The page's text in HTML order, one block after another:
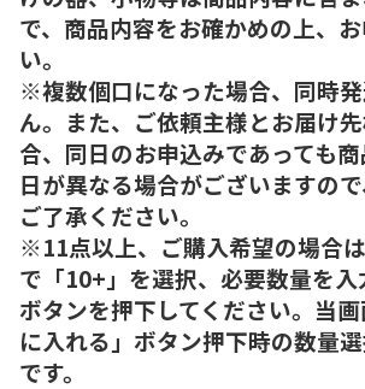
で、商品内容をお確かめの上、
い。
※複数個口になった場合、同時
ん。また、ご依頼主様とお届け
合、同日のお申込みであっても
日が異なる場合がございますの
ご了承ください。
※11点以上、ご購入希望の場合
で「10+」を選択、必要数量を入
ボタンを押下してください。当
に入れる」ボタン押下時の数量
です。